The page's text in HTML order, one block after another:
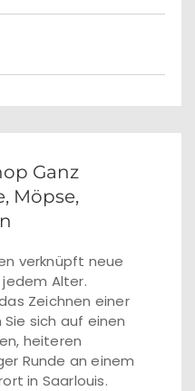
Ganz
Möpse,
verknüpft neue
jedem Alter.
Zeichnen einer
Sie sich auf einen
heiteren
Runde an einem
in Saarlouis.